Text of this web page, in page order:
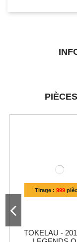
Tirage :999
TOKELAU -